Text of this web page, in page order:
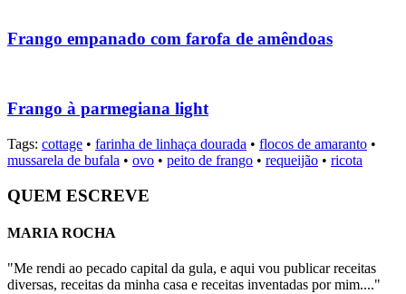
Frango empanado com farofa de amêndoas
Frango à parmegiana light
Tags: cottage • farinha de linhaça dourada • flocos de amaranto •
mussarela de bufala • ovo • peito de frango • requeijão • ricota
QUEM ESCREVE
MARIA ROCHA
"Me rendi ao pecado capital da gula, e aqui vou publicar receitas
diversas, receitas da minha casa e receitas inventadas por mim...."